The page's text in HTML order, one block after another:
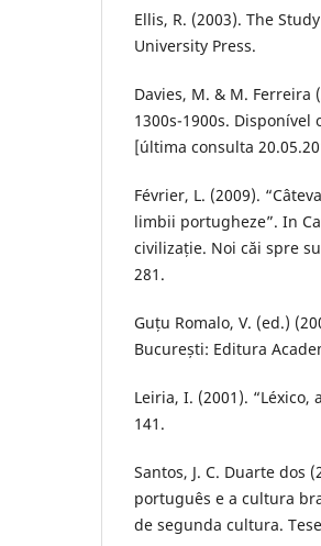
Ellis, R. (2003). The
University Press.
Davies, M. & M. Ferreira
1300s-1900s. Disponível
[última consulta
Février, L. (2009).
limbii portugheze”. In
civilizație. Noi căi spre
281.
Guțu Romalo, V. (ed.)
București: Editura
Leiria, I. (2001). “Léxico,
141.
Santos, J. C. Duarte dos
português e a cultura
de segunda cultura.